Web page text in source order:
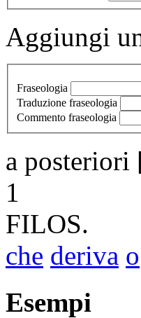
Aggiungi
Fraseologia
Traduzione fraseologia
Commento fraseologia
a posteriori
1
FILOS.
che deriva o
Esempi